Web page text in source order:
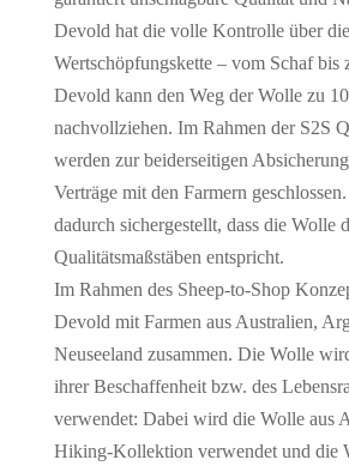
Devold hat die volle Kontrolle über
Wertschöpfungskette – vom Schaf bis
Devold kann den Weg der Wolle zu
nachvollziehen. Im Rahmen der S2S
werden zur beiderseitigen
Verträge mit den Farmern
dadurch sichergestellt, dass die Wolle
Qualitätsmaßstäben entspricht.
Im Rahmen des Sheep-to-Shop
Devold mit Farmen aus Australien,
Neuseeland zusammen. Die Wolle
ihrer Beschaffenheit bzw. des
verwendet: Dabei wird die Wolle aus
Hiking-Kollektion verwendet und die